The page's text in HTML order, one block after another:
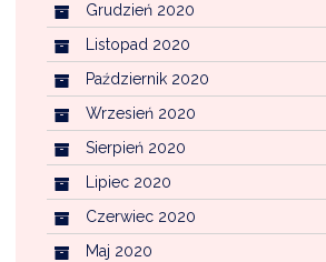
Grudzień 2020
Listopad 2020
Październik 2020
Wrzesień 2020
Sierpień 2020
Lipiec 2020
Czerwiec 2020
Maj 2020